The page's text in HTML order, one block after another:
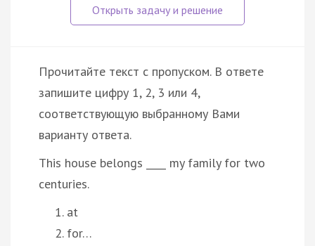
Прочитайте текст с пропуском. В ответе
запишите цифру 1, 2, 3 или 4,
соответствующую выбранному Вами
варианту ответа.
This house belongs ____ my family for two
centuries.
at
for…